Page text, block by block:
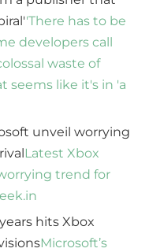
'There has to be
developers call
waste of
seems like it's in 'a
unveil worrying
Latest Xbox
trend for
hits Xbox
Microsoft’s